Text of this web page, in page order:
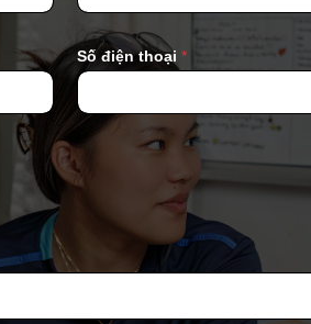
Số điện thoại *